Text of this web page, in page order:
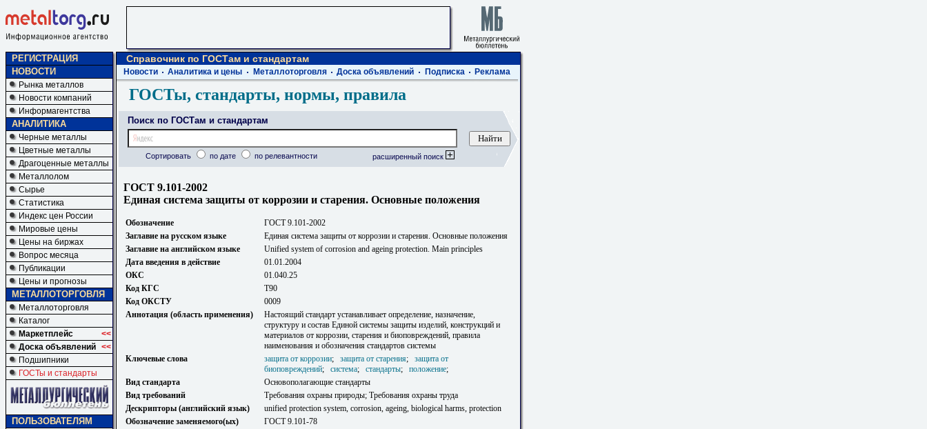
РЕГИСТРАЦИЯ
НОВОСТИ
Рынка металлов
Новости компаний
Информагентства
АНАЛИТИКА
Черные металлы
Цветные металлы
Драгоценные металлы
Металлолом
Сырье
Статистика
Индекс цен России
Мировые цены
Цены на биржах
Вопрос месяца
Публикации
Цены и прогнозы
МЕТАЛЛОТОРГОВЛЯ
Металлоторговля
Каталог
Маркетплейс
<<
Доска объявлений <<
Подшипники
ГОСТы и стандарты
ПОЛЬЗОВАТЕЛЯМ
Справочник по ГОСТам и стандартам
Новости Аналитика и цены Металлоторговля Доска объявлений Подписка Реклама
ГОСТы, стандарты, нормы, правила
Поиск по ГОСТам и стандартам
Сортировать по дате по релевантности расширенный поиск
ГОСТ 9.101-2002
Единая система защиты от коррозии и старения. Основные положения
Обозначение
ГОСТ 9.101-2002
Заглавие на русском языке
Единая система защиты от коррозии и старения. Основные положения
Заглавие на английском языке
Unified system of corrosion and ageing protection. Main principles
Дата введения в действие
01.01.2004
ОКС
01.040.25
Код КГС
Т90
Код ОКСТУ
0009
Аннотация (область применения)
Настоящий стандарт устанавливает определение, назначение,
структуру и состав Единой системы защиты изделий, конструкций и
материалов от коррозии, старения и биоповреждений, правила
наименования и обозначения стандартов системы
Ключевые слова
защита от коррозии; защита от старения; защита от
биоповреждений; система; стандарты; положение;
Вид стандарта
Основополагающие стандарты
Вид требований
Требования охраны природы; Требования охраны труда
Дескрипторы (английский язык)
unified protection system, corrosion, ageing, biological harms, protection
Обозначение заменяемого(ых)
ГОСТ 9.101-78